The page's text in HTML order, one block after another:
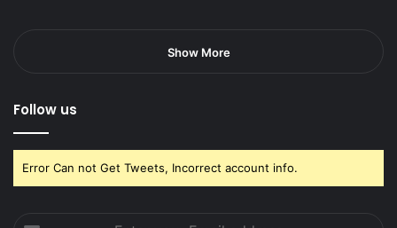
Show More
Follow us
Error Can not Get Tweets, Incorrect account info.